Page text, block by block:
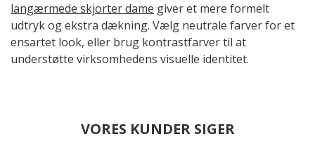
langærmede skjorter dame giver et mere formelt
udtryk og ekstra dækning. Vælg neutrale farver for et
ensartet look, eller brug kontrastfarver til at
understøtte virksomhedens visuelle identitet.
VORES KUNDER SIGER